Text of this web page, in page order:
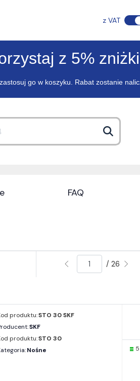
z VAT
z 5% zniżki
go w koszyku. Rabat zostanie
FAQ
/ 26
produktu:STO 30 SKF
SKF
produktu:STO 30
Nośne